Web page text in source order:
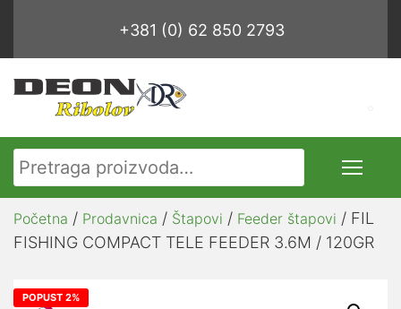
+381 (0) 62 850 2793
Pretraga za:
Početna / Prodavnica / Štapovi / Feeder štapovi / FIL
FISHING COMPACT TELE FEEDER 3.6M / 120GR
POPUST 2%